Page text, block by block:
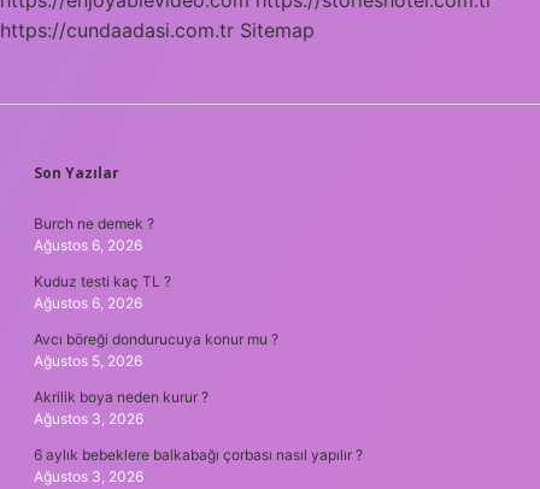
https://cundaadasi.com.tr Sitemap
SIDEBAR
Son Yazılar
Burch ne demek ?
Ağustos 6, 2026
Kuduz testi kaç TL ?
Ağustos 6, 2026
Avcı böreği dondurucuya konur mu ?
Ağustos 5, 2026
Akrilik boya neden kurur ?
Ağustos 3, 2026
6 aylık bebeklere balkabağı çorbası nasıl yapılır ?
Ağustos 3, 2026